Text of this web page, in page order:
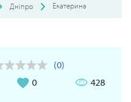
Дніпро Екатерина
(0)
0 428